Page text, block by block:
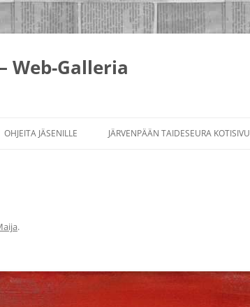
Web-Galleria
to
OHJEITA JÄSENILLE JÄRVENPÄÄN TAIDESEURA KOTISIVU
.